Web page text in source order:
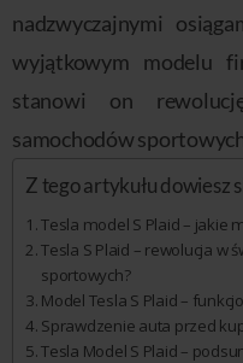
nadzwyczajnymi
wyjątkowym modelu
stanowi on
samochodów
Z tego artykułu dowiesz
Tesla model S Plaid – jakie
Tesla S Plaid – rewolucja w
sportowych?
Model Tesla S Plaid –
Sprawdzenie auta przed
Tesla Model S Plaid –